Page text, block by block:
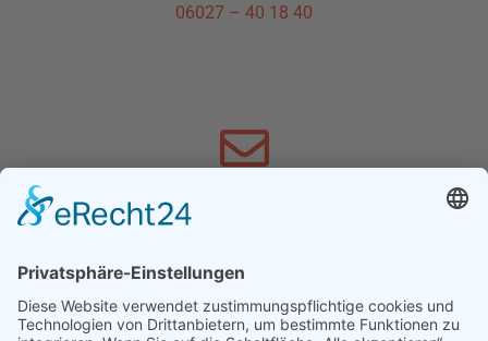
06027 – 40 18 40
info@schnewoli.de